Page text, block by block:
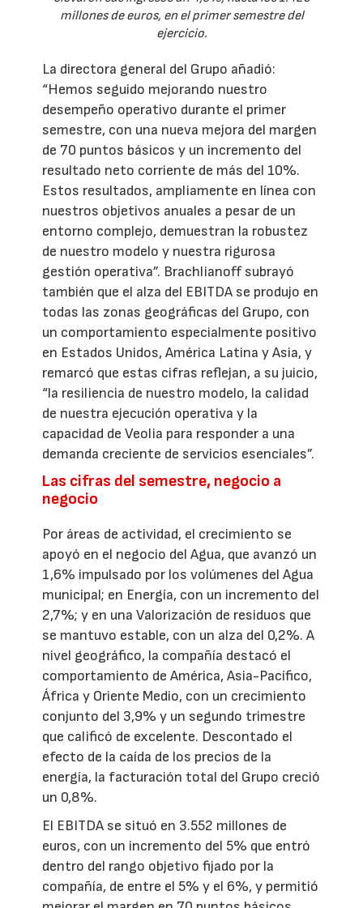
millones de euros, en el primer semestre del
ejercicio.
La directora general del Grupo añadió:
“Hemos seguido mejorando nuestro
desempeño operativo durante el primer
semestre, con una nueva mejora del margen
de 70 puntos básicos y un incremento del
resultado neto corriente de más del 10%.
Estos resultados, ampliamente en línea con
nuestros objetivos anuales a pesar de un
entorno complejo, demuestran la robustez
de nuestro modelo y nuestra rigurosa
gestión operativa”. Brachlianoff subrayó
también que el alza del EBITDA se produjo en
todas las zonas geográficas del Grupo, con
un comportamiento especialmente positivo
en Estados Unidos, América Latina y Asia, y
remarcó que estas cifras reflejan, a su juicio,
“la resiliencia de nuestro modelo, la calidad
de nuestra ejecución operativa y la
capacidad de Veolia para responder a una
demanda creciente de servicios esenciales”.
Las cifras del semestre, negocio a
negocio
Por áreas de actividad, el crecimiento se
apoyó en el negocio del Agua, que avanzó un
1,6% impulsado por los volúmenes del Agua
municipal; en Energía, con un incremento del
2,7%; y en una Valorización de residuos que
se mantuvo estable, con un alza del 0,2%. A
nivel geográfico, la compañía destacó el
comportamiento de América, Asia-Pacífico,
África y Oriente Medio, con un crecimiento
conjunto del 3,9% y un segundo trimestre
que calificó de excelente. Descontado el
efecto de la caída de los precios de la
energía, la facturación total del Grupo creció
un 0,8%.
El EBITDA se situó en 3.552 millones de
euros, con un incremento del 5% que entró
dentro del rango objetivo fijado por la
compañía, de entre el 5% y el 6%, y permitió